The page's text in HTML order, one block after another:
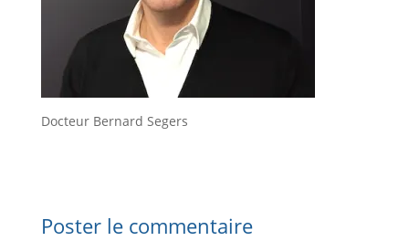
Docteur Bernard Segers
Poster le commentaire